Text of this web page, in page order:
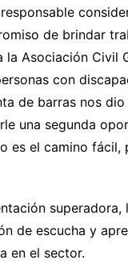
de brindar
la Asociación Civil
con
de barras nos
una segunda
es el camino fácil,
de escucha y
en el sector.